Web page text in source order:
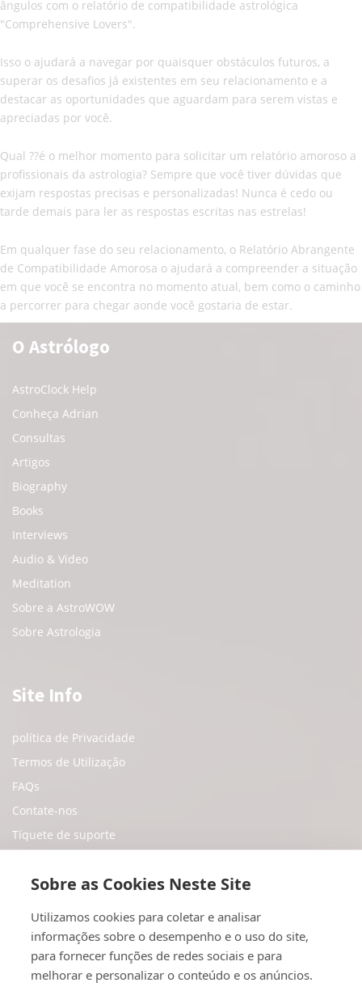
ângulos com o relatório de compatibilidade astrológica
"Comprehensive Lovers".
Isso o ajudará a navegar por quaisquer obstáculos futuros, a
superar os desafios já existentes em seu relacionamento e a
destacar as oportunidades que aguardam para serem vistas e
apreciadas por você.
Qual ??é o melhor momento para solicitar um relatório amoroso a
profissionais da astrologia? Sempre que você tiver dúvidas que
exijam respostas precisas e personalizadas! Nunca é cedo ou
tarde demais para ler as respostas escritas nas estrelas!
Em qualquer fase do seu relacionamento, o Relatório Abrangente
de Compatibilidade Amorosa o ajudará a compreender a situação
em que você se encontra no momento atual, bem como o caminho
a percorrer para chegar aonde você gostaria de estar.
O Astrólogo
AstroClock Help
Conheça Adrian
Consultas
Artigos
Biography
Books
Interviews
Audio & Video
Meditation
Sobre a AstroWOW
Sobre Astrologia
Site Info
política de Privacidade
Termos de Utilização
FAQs
Contate-nos
Tíquete de suporte
Sociale Medier
Twitter
Youtube
Sobre as Cookies Neste Site
Utilizamos cookies para coletar e analisar
informações sobre o desempenho e o uso do site,
para fornecer funções de redes sociais e para
melhorar e personalizar o conteúdo e os anúncios.